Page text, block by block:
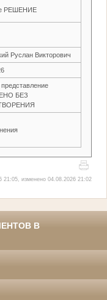
РЕШЕНИЕ
Руслан Викторович
БЕЗ
21:05, изменено 04.08.2026 21:02
В